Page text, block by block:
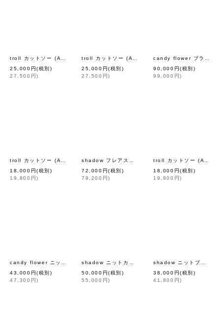
troll カットソー (AEA8105:WH) [mina perhonen
25,000 円(税別)
27,500 円)
troll カットソー (AEA8105:BK) [mina perhonen
25,000 円(税別)
27,500 円)
candy flower ブラウス (AES1453:WH)
90,000 円(税別)
99,000 円)
troll カットソー (AES8070:YW) [mina perhonen
18,000 円(税別)
19,800 円)
shadow フレアスリーブブラウス (AES1451:CH)
72,000 円(税別)
79,200 円)
troll カットソー (AES8070:WH)
18,000 円(税別)
19,800 円)
candy flower ニットプルオーバー (AES8076:NV) mina perhonen]
43,000 円(税別)
47,300 円)
shadow ニットカーディガン (AES8073:GR)
50,000 円(税別)
55,000 円)
shadow ニットプルオーバー (AES8074:BK)
38,000 円(税別)
41,800 円)